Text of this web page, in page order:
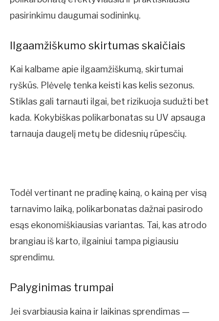
pasirinkimu daugumai sodininkų.
Ilgaamžiškumo skirtumas skaičiais
Kai kalbame apie ilgaamžiškumą, skirtumai
ryškūs. Plėvelę tenka keisti kas kelis sezonus.
Stiklas gali tarnauti ilgai, bet rizikuoja sudužti bet
kada. Kokybiškas polikarbonatas su UV apsauga
tarnauja daugelį metų be didesnių rūpesčių.
Todėl vertinant ne pradinę kainą, o kainą per visą
tarnavimo laiką, polikarbonatas dažnai pasirodo
esąs ekonomiškiausias variantas. Tai, kas atrodo
brangiau iš karto, ilgainiui tampa pigiausiu
sprendimu.
Palyginimas trumpai
Jei svarbiausia kaina ir laikinas sprendimas —